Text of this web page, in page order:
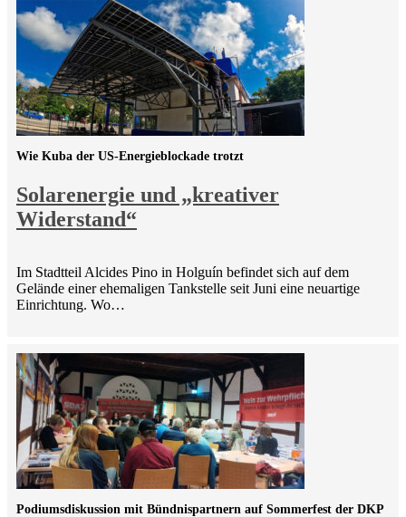
Solarenergie und „kreativer
Widerstand“
Wie Kuba der US-Energieblockade trotzt
Im Stadtteil Alcides Pino in Holguín befindet sich auf dem
Gelände einer ehemaligen Tankstelle seit Juni eine neuartige
Einrichtung. Wo…
Podiumsdiskussion mit Bündnispartnern auf Sommerfest der DKP